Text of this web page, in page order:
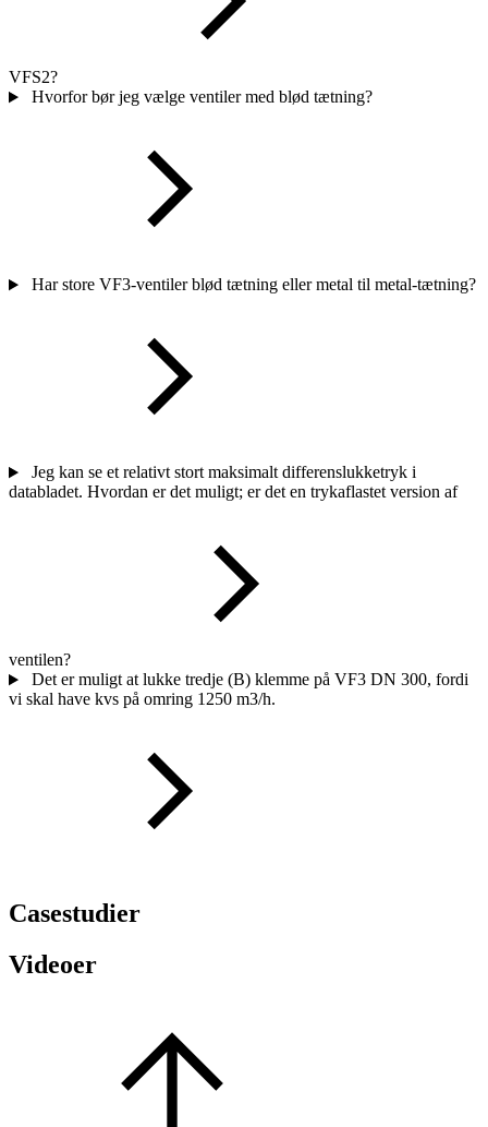
VFS2?
Hvorfor bør jeg vælge ventiler med blød tætning?
Har store VF3-ventiler blød tætning eller metal til metal-tætning?
Jeg kan se et relativt stort maksimalt differenslukketryk i
databladet. Hvordan er det muligt; er det en trykaflastet version af
ventilen?
Det er muligt at lukke tredje (B) klemme på VF3 DN 300, fordi
vi skal have kvs på omring 1250 m3/h.
Casestudier
Videoer